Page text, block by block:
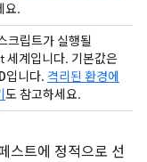
요.
크립트가 실행될
계입니다. 기본값은
입니다. 격리된 환경에
도 참고하세요.
스트에 정적으로 선